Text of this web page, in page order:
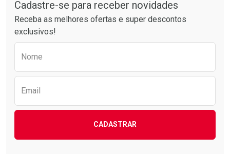
Por R$ 34,39/cada
Por R$ 76,94/cada
Cadastre-se para receber novidades
Receba as melhores ofertas e super descontos
exclusivos!
Nome
Email
CADASTRAR